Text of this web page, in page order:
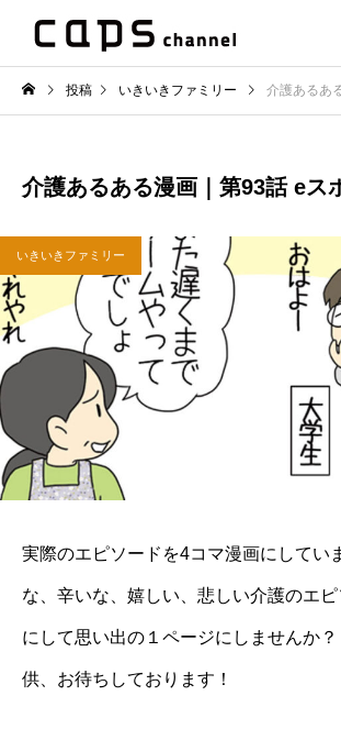
投稿 いきいきファミリー 介護あるある
介護あるある漫画｜第93話 e
いきいきファミリー
実際のエピソードを4コマ漫画にしてい
な、辛いな、嬉しい、悲しい介護のエ
にして思い出の１ページにしませんか
供、お待ちしております！